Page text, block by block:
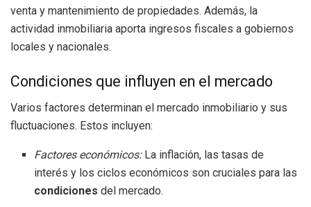
venta y mantenimiento de propiedades. Además, la
actividad inmobiliaria aporta ingresos fiscales a gobiernos
locales y nacionales.
Condiciones que influyen en el mercado
Varios factores determinan el mercado inmobiliario y sus
fluctuaciones. Estos incluyen:
Factores económicos:La inflación, las tasas de
interés y los ciclos económicos son cruciales para las
condiciones del mercado.